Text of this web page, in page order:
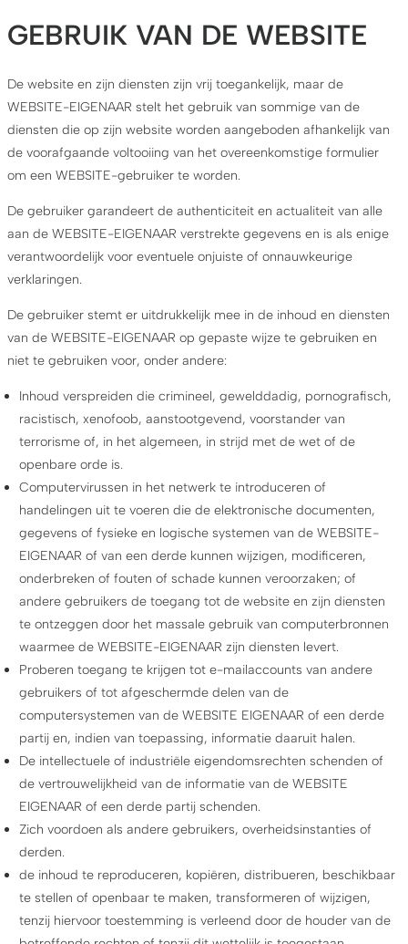
GEBRUIK VAN DE WEBSITE
De website en zijn diensten zijn vrij toegankelijk, maar de
WEBSITE-EIGENAAR stelt het gebruik van sommige van de
diensten die op zijn website worden aangeboden afhankelijk van
de voorafgaande voltooiing van het overeenkomstige formulier
om een WEBSITE-gebruiker te worden.
De gebruiker garandeert de authenticiteit en actualiteit van alle
aan de WEBSITE-EIGENAAR verstrekte gegevens en is als enige
verantwoordelijk voor eventuele onjuiste of onnauwkeurige
verklaringen.
De gebruiker stemt er uitdrukkelijk mee in de inhoud en diensten
van de WEBSITE-EIGENAAR op gepaste wijze te gebruiken en
niet te gebruiken voor, onder andere:
Inhoud verspreiden die crimineel, gewelddadig, pornografisch,
racistisch, xenofoob, aanstootgevend, voorstander van
terrorisme of, in het algemeen, in strijd met de wet of de
openbare orde is.
Computervirussen in het netwerk te introduceren of
handelingen uit te voeren die de elektronische documenten,
gegevens of fysieke en logische systemen van de WEBSITE-
EIGENAAR of van een derde kunnen wijzigen, modificeren,
onderbreken of fouten of schade kunnen veroorzaken; of
andere gebruikers de toegang tot de website en zijn diensten
te ontzeggen door het massale gebruik van computerbronnen
waarmee de WEBSITE-EIGENAAR zijn diensten levert.
Proberen toegang te krijgen tot e-mailaccounts van andere
gebruikers of tot afgeschermde delen van de
computersystemen van de WEBSITE EIGENAAR of een derde
partij en, indien van toepassing, informatie daaruit halen.
De intellectuele of industriële eigendomsrechten schenden of
de vertrouwelijkheid van de informatie van de WEBSITE
EIGENAAR of een derde partij schenden.
Zich voordoen als andere gebruikers, overheidsinstanties of
derden.
de inhoud te reproduceren, kopiëren, distribueren, beschikbaar
te stellen of openbaar te maken, transformeren of wijzigen,
tenzij hiervoor toestemming is verleend door de houder van de